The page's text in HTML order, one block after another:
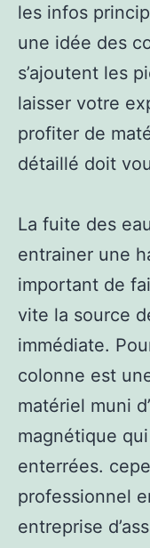
les infos
une idée des
s’ajoutent les
laisser votre
profiter de
détaillé doit
La fuite des
entrainer une
important de
vite la source
immédiate.
colonne est
matériel muni
magnétique
enterrées.
professionnel
entreprise